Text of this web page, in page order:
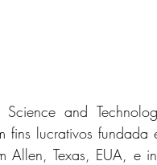
and
fins lucrativos
Texas, EUA, e